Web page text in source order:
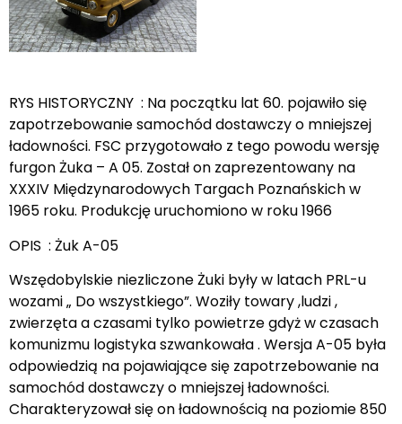
RYS HISTORYCZNY : Na początku lat 60. pojawiło się
zapotrzebowanie samochód dostawczy o mniejszej
ładowności. FSC przygotowało z tego powodu wersję
furgon Żuka – A 05. Został on zaprezentowany na
XXXIV Międzynarodowych Targach Poznańskich w
1965 roku. Produkcję uruchomiono w roku 1966
OPIS : Żuk A-05
Wszędobylskie niezliczone Żuki były w latach PRL-u
wozami „ Do wszystkiego”. Woziły towary ,ludzi ,
zwierzęta a czasami tylko powietrze gdyż w czasach
komunizmu logistyka szwankowała . Wersja A-05 była
odpowiedzią na pojawiające się zapotrzebowanie na
samochód dostawczy o mniejszej ładowności.
Charakteryzował się on ładownością na poziomie 850